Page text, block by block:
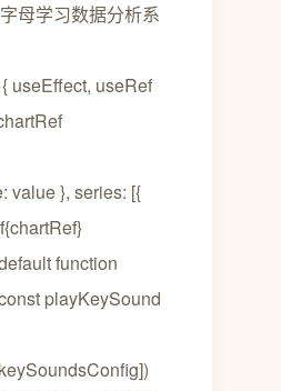
母学习数据分析系
useEffect, useRef
value }, series: [{
function
playKeySound